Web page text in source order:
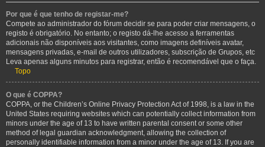
Por que é que tenho de registar-me?
Compete ao administrador do fórum decidir se para poder criar mensagens, o
registo é obrigatório. No entanto; o registo dá-lhe acesso a ferramentas
adicionais não disponíveis aos visitantes, como imagens definíveis avatar,
mensagens privadas, e-mail de outros utilizadores, subscrição de Grupos, etc
Leva apenas alguns minutos para registrar, então é recomendável que o faça.
Topo
O que é COPPA?
COPPA, or the Children’s Online Privacy Protection Act of 1998, is a law in the
United States requiring websites which can potentially collect information from
minors under the age of 13 to have written parental consent or some other
method of legal guardian acknowledgment, allowing the collection of
personally identifiable information from a minor under the age of 13. If you are